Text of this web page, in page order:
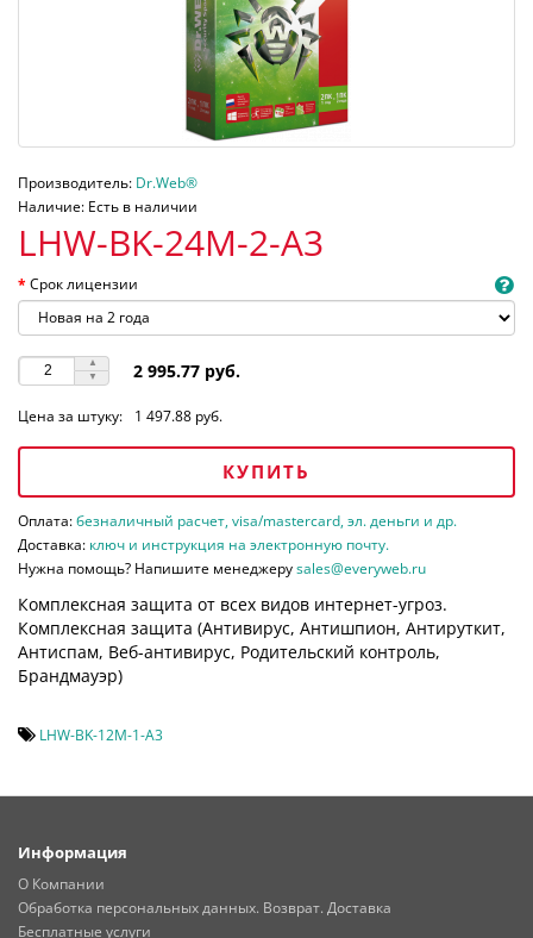
Производитель: Dr.Web®
Наличие: Есть в наличии
LHW-BK-24M-2-A3
Срок лицензии
2 995.77 руб.
Цена за штуку: 1 497.88 руб.
КУПИТЬ
Оплата:безналичный расчет, visa/mastercard, эл. деньги и др.
Доставка: ключ и инструкция на электронную почту.
Нужна помощь? Напишите менеджеруsales@everyweb.ru
Комплексная защита от всех видов интернет-угроз.
Комплексная защита (Антивирус, Антишпион, Антируткит,
Антиспам, Веб-антивирус, Родительский контроль,
Брандмауэр)
LHW-BK-12M-1-A3
Информация
О Компании
Обработка персональных данных. Возврат. Доставка
Бесплатные услуги